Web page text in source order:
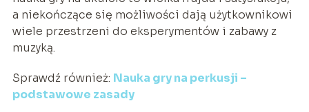
a niekończące się możliwości dają użytkownikowi
wiele przestrzeni do eksperymentów i zabawy z
muzyką.
Sprawdź również: Nauka gry na perkusji –
podstawowe zasady